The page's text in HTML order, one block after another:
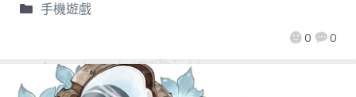
0 0
手機遊戲